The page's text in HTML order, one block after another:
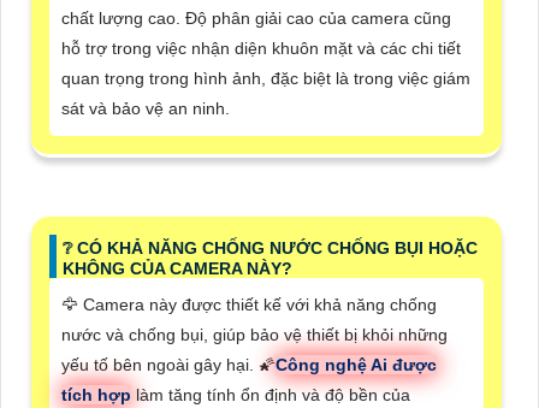
chất lượng cao. Độ phân giải cao của camera cũng
hỗ trợ trong việc nhận diện khuôn mặt và các chi tiết
quan trọng trong hình ảnh, đặc biệt là trong việc giám
sát và bảo vệ an ninh.
❔ CÓ KHẢ NĂNG CHỐNG NƯỚC CHỐNG BỤI HOẶC
KHÔNG CỦA CAMERA NÀY?
🦅 Camera này được thiết kế với khả năng chống
nước và chống bụi, giúp bảo vệ thiết bị khỏi những
yếu tố bên ngoài gây hại. 🌠Công nghệ Ai được
tích hợp làm tăng tính ổn định và độ bền của